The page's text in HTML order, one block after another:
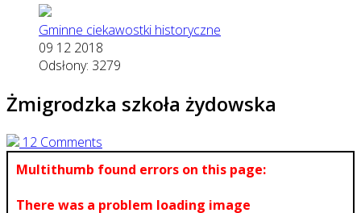
Gminne ciekawostki historyczne
09 12 2018
Odsłony: 3279
Żmigrodzka szkoła żydowska
12 Comments
Multithumb found errors on this page:
There was a problem loading image